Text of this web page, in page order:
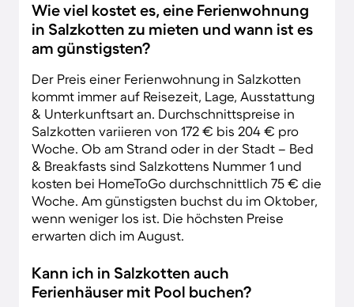
Wie viel kostet es, eine Ferienwohnung
in Salzkotten zu mieten und wann ist es
am günstigsten?
Der Preis einer Ferienwohnung in Salzkotten
kommt immer auf Reisezeit, Lage, Ausstattung
& Unterkunftsart an. Durchschnittspreise in
Salzkotten variieren von 172 € bis 204 € pro
Woche. Ob am Strand oder in der Stadt – Bed
& Breakfasts sind Salzkottens Nummer 1 und
kosten bei HomeToGo durchschnittlich 75 € die
Woche. Am günstigsten buchst du im Oktober,
wenn weniger los ist. Die höchsten Preise
erwarten dich im August.
Kann ich in Salzkotten auch
Ferienhäuser mit Pool buchen?